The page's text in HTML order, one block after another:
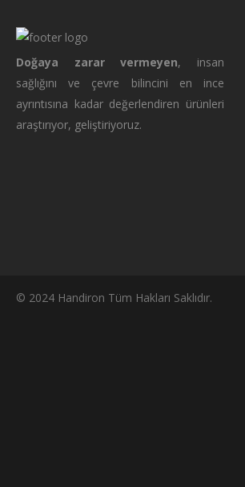
Doğaya zarar vermeyen, insan
sağlığını ve çevre bilincini en ince
ayrıntısına kadar değerlendiren ürünleri
araştırıyor, geliştiriyoruz.
© 2024 Handiron Tüm Hakları Saklıdır.